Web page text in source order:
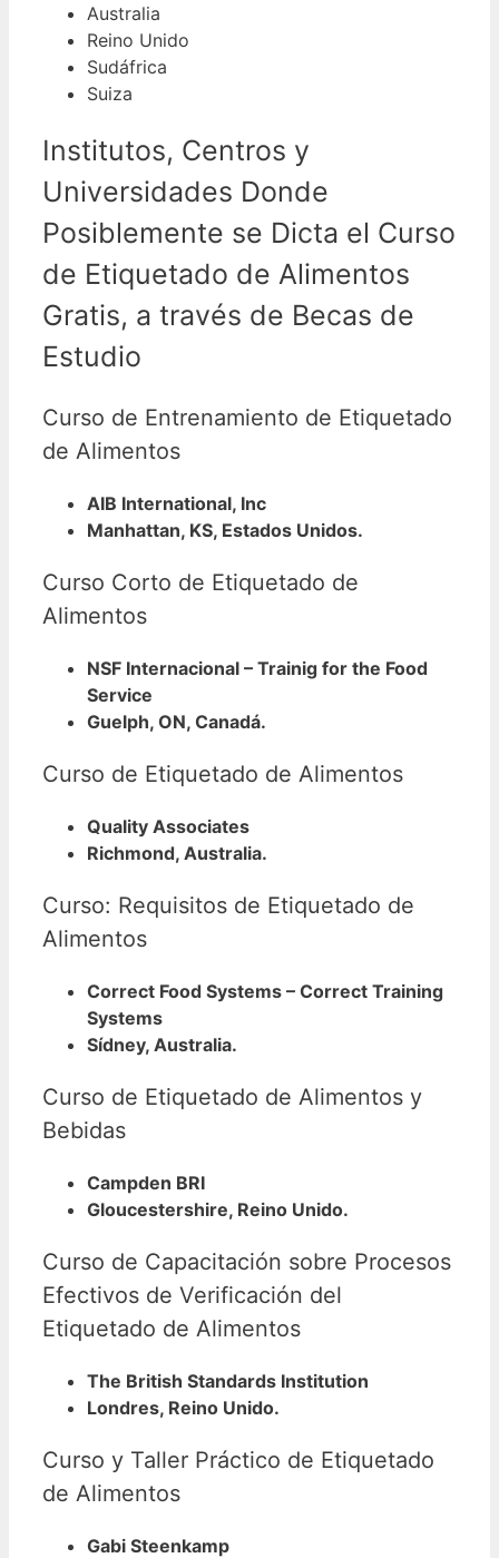
Australia
Reino Unido
Sudáfrica
Suiza
Institutos, Centros y
Universidades Donde
Posiblemente se Dicta el Curso
de Etiquetado de Alimentos
Gratis, a través de Becas de
Estudio
Curso de Entrenamiento de Etiquetado
de Alimentos
AIB International, Inc
Manhattan, KS, Estados Unidos.
Curso Corto de Etiquetado de
Alimentos
NSF Internacional – Trainig for the Food
Service
Guelph, ON, Canadá.
Curso de Etiquetado de Alimentos
Quality Associates
Richmond, Australia.
Curso: Requisitos de Etiquetado de
Alimentos
Correct Food Systems – Correct Training
Systems
Sídney, Australia.
Curso de Etiquetado de Alimentos y
Bebidas
Campden BRI
Gloucestershire, Reino Unido.
Curso de Capacitación sobre Procesos
Efectivos de Verificación del
Etiquetado de Alimentos
The British Standards Institution
Londres, Reino Unido.
Curso y Taller Práctico de Etiquetado
de Alimentos
Gabi Steenkamp